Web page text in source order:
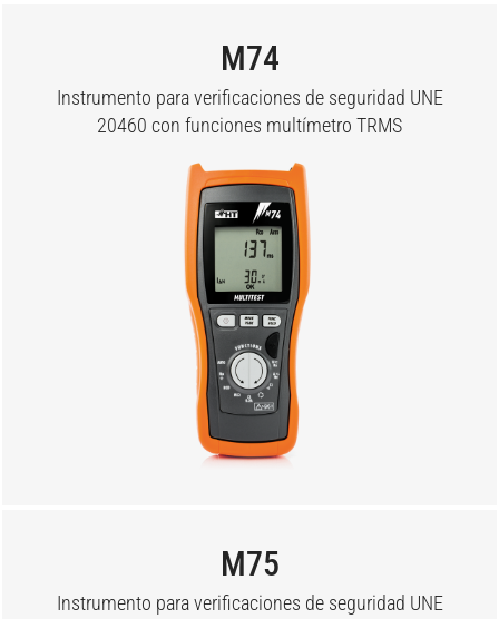
M74
Instrumento para verificaciones de seguridad UNE
20460 con funciones multímetro TRMS
M75
Instrumento para verificaciones de seguridad UNE